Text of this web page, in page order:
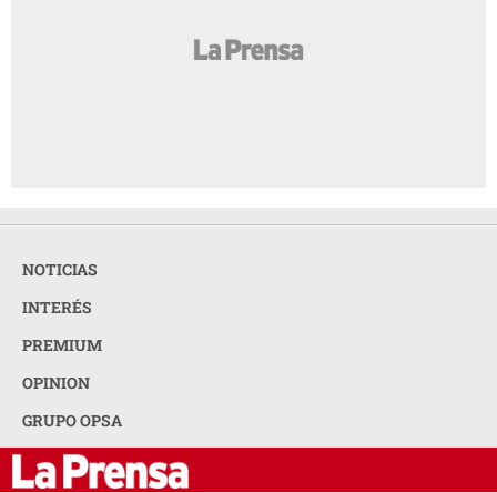
NOTICIAS
INTERÉS
PREMIUM
OPINION
GRUPO OPSA